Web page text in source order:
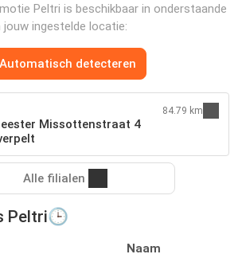
Peltri is beschikbaar in onderstaande
jouw ingestelde locatie:
Automatisch detecteren
Missottenstraat 4
84.79 km
Alle filialen
Peltri🕒
Naam